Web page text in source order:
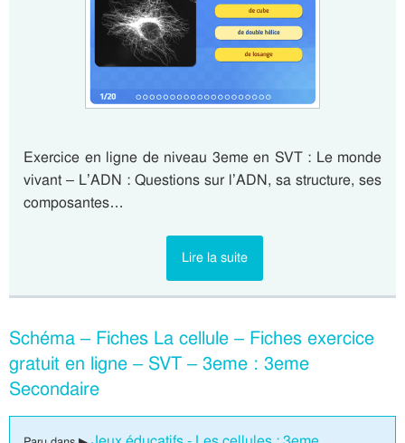
Exercice en ligne de niveau 3eme en SVT : Le monde
vivant – L’ADN : Questions sur l’ADN, sa structure, ses
composantes…
Lire la suite
Schéma – Fiches La cellule – Fiches exercice
gratuit en ligne – SVT – 3eme : 3eme
Secondaire